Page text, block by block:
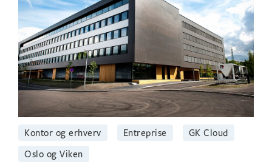
Kontor og erhverv Entreprise
GK Cloud
Oslo og Viken